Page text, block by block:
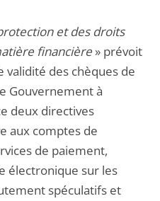
et des droits
financière » prévoit
validité des chèques de
Gouvernement à
deux directives
aux comptes de
de paiement,
électronique sur les
spéculatifs et